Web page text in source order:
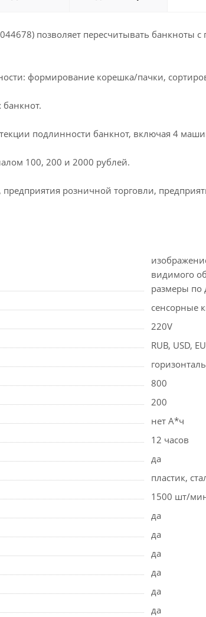
позволяет пересчитывать
формирование корешка/пачки,
подлинности банкнот, включая 4
100, 200 и 2000 рублей.
розничной торговли,
видимого
размеры по
сенсорные
220V
RUB, USD,
800
200
нет А*ч
12 часов
да
пластик,
1500 шт/
да
да
да
да
да
да